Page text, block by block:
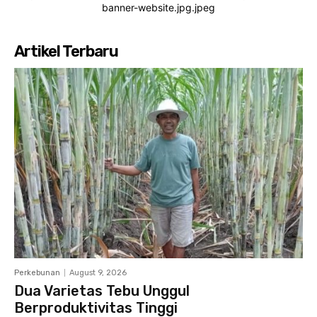
banner-website.jpg.jpeg
Artikel Terbaru
Perkebunan August 9, 2026
Dua Varietas Tebu Unggul
Berproduktivitas Tinggi